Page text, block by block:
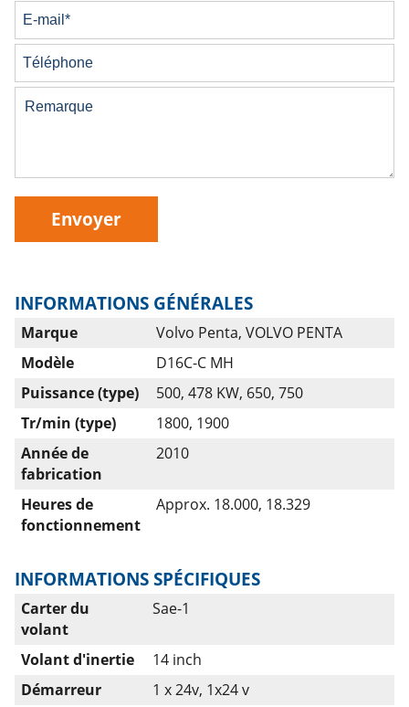
Envoyer
INFORMATIONS GÉNÉRALES
Marque
Volvo Penta, VOLVO PENTA
Modèle
D16C-C MH
Puissance (type)
500, 478 KW, 650, 750
Tr/min (type)
1800, 1900
Année de
fabrication
2010
Heures de
fonctionnement
Approx. 18.000, 18.329
INFORMATIONS SPÉCIFIQUES
Carter du
volant
Sae-1
Volant d'inertie
14 inch
Démarreur
1 x 24v, 1x24 v